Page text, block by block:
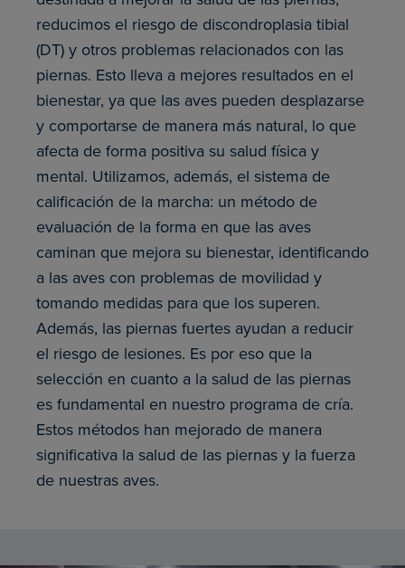
reducimos el riesgo de discondroplasia tibial
(DT) y otros problemas relacionados con las
piernas. Esto lleva a mejores resultados en el
bienestar, ya que las aves pueden desplazarse
y comportarse de manera más natural, lo que
afecta de forma positiva su salud física y
mental. Utilizamos, además, el sistema de
calificación de la marcha: un método de
evaluación de la forma en que las aves
caminan que mejora su bienestar, identificando
a las aves con problemas de movilidad y
tomando medidas para que los superen.
Además, las piernas fuertes ayudan a reducir
el riesgo de lesiones. Es por eso que la
selección en cuanto a la salud de las piernas
es fundamental en nuestro programa de cría.
Estos métodos han mejorado de manera
significativa la salud de las piernas y la fuerza
de nuestras aves.